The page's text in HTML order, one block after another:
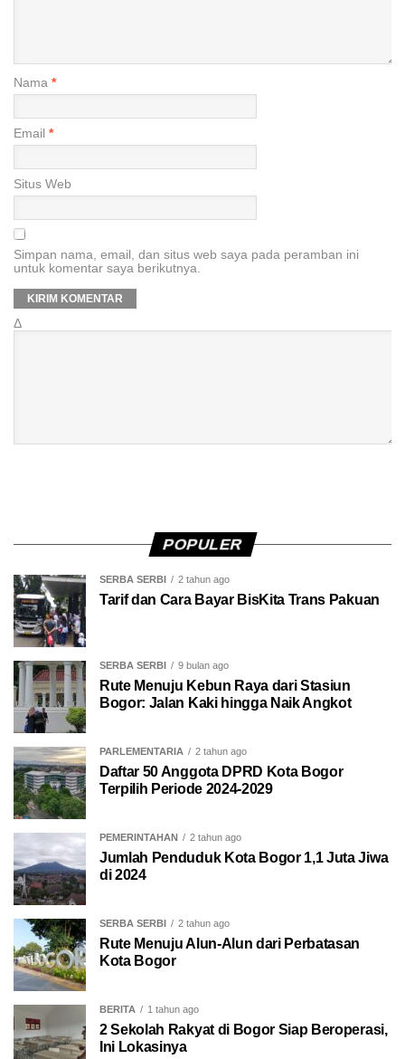
Nama *
Email *
Situs Web
Simpan nama, email, dan situs web saya pada peramban ini
untuk komentar saya berikutnya.
Δ
POPULER
SERBA SERBI 2 tahun ago
Tarif dan Cara Bayar BisKita Trans Pakuan
SERBA SERBI 9 bulan ago
Rute Menuju Kebun Raya dari Stasiun
Bogor: Jalan Kaki hingga Naik Angkot
PARLEMENTARIA 2 tahun ago
Daftar 50 Anggota DPRD Kota Bogor
Terpilih Periode 2024-2029
PEMERINTAHAN 2 tahun ago
Jumlah Penduduk Kota Bogor 1,1 Juta Jiwa
di 2024
SERBA SERBI 2 tahun ago
Rute Menuju Alun-Alun dari Perbatasan
Kota Bogor
BERITA 1 tahun ago
2 Sekolah Rakyat di Bogor Siap Beroperasi,
Ini Lokasinya